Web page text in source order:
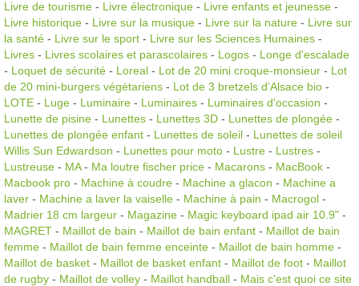
Livre de tourisme - Livre électronique - Livre enfants et jeunesse -
Livre historique - Livre sur la musique - Livre sur la nature - Livre sur
la santé - Livre sur le sport - Livre sur les Sciences Humaines -
Livres - Livres scolaires et parascolaires - Logos - Longe d'escalade
- Loquet de sécurité - Loreal - Lot de 20 mini croque-monsieur - Lot
de 20 mini-burgers végétariens - Lot de 3 bretzels d’Alsace bio -
LOTE - Luge - Luminaire - Luminaires - Luminaires d'occasion -
Lunette de pisine - Lunettes - Lunettes 3D - Lunettes de plongée -
Lunettes de plongée enfant - Lunettes de soleil - Lunettes de soleil
Willis Sun Edwardson - Lunettes pour moto - Lustre - Lustres -
Lustreuse - MA- Ma loutre fischer price - Macarons - MacBook -
Macbook pro - Machine à coudre - Machine a glacon - Machine a
laver - Machine a laver la vaiselle - Machine à pain - Macrogol -
Madrier 18 cm largeur - Magazine - Magic keyboard ipad air 10.9" -
MAGRET - Maillot de bain - Maillot de bain enfant - Maillot de bain
femme - Maillot de bain femme enceinte - Maillot de bain homme -
Maillot de basket - Maillot de basket enfant - Maillot de foot - Maillot
de rugby - Maillot de volley - Maillot handball - Mais c'est quoi ce site